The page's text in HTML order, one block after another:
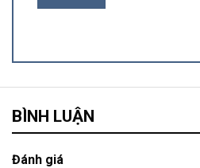
BÌNH LUẬN
Đánh giá